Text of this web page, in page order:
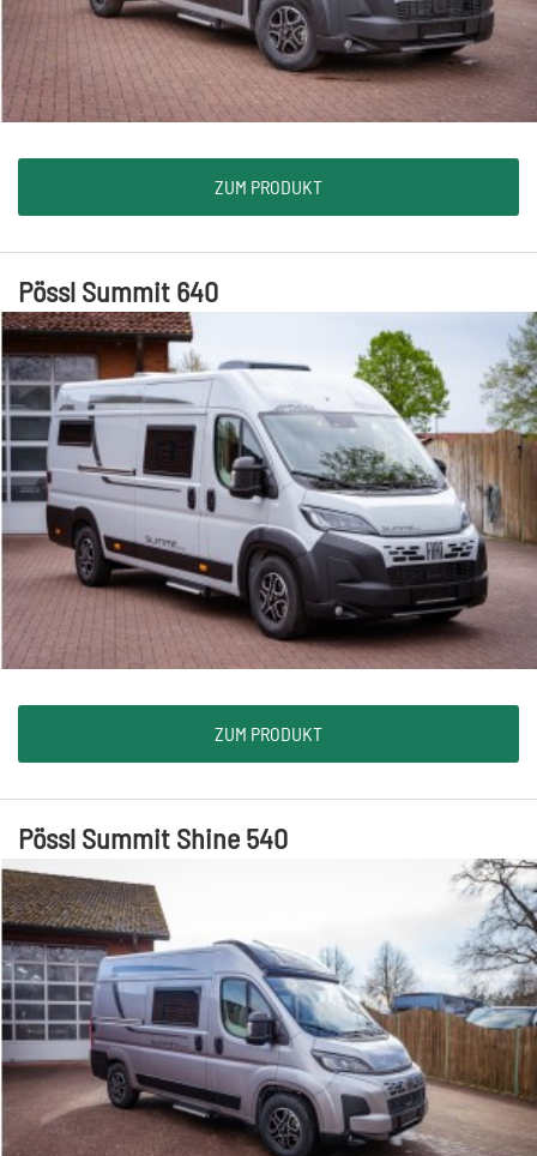
ZUM PRODUKT
Pössl Summit 640
ZUM PRODUKT
Pössl Summit Shine 540